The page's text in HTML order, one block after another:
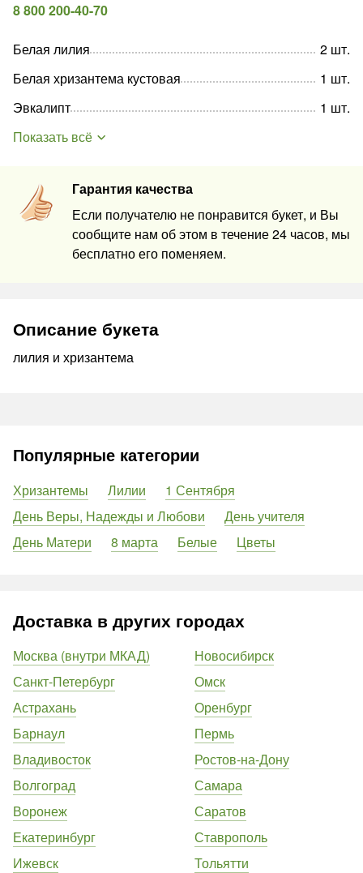
8 800 200-40-70
Гарантия качества
Если получателю не понравится букет, и Вы
сообщите нам об этом в течение 24 часов, мы
бесплатно его поменяем.
Белая лилия 2 шт.
Белая хризантема кустовая
1 шт.
Эвкалипт
1 шт.
Показать всё
Описание букета
лилия и хризантема
Популярные категории
Хризантемы Лилии
1 Сентября
День Веры, Надежды и Любови
День учителя
День Матери
8 марта Белые Цветы
Доставка в других городах
Москва (внутри МКАД)
Санкт-Петербург
Астрахань
Барнаул
Владивосток
Волгоград
Воронеж
Екатеринбург
Ижевск
Новосибирск
Омск
Оренбург
Пермь
Ростов-на-Дону
Самара
Саратов
Ставрополь
Тольятти